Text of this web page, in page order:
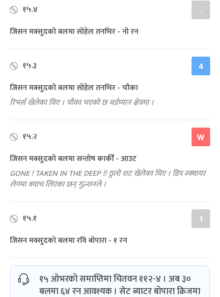
१५.४ .
जिसन मक्सुदको बलमा सोहेल तनभिर - नो रन
१५.३ 4
जिसन मक्सुदको बलमा सोहेल तनभिर - चौका
रिभर्स खेलेका थिए । चौका भएको छ थर्डम्यान क्षेत्रमा ।
१५.२ W
जिसन मक्सुदको बलमा सन्तोष कार्की - आउट
GONE ! TAKEN IN THE DEEP !! ठुलो शट खेलेका थिए । डिप स्क्‍वायर
लेगमा क्याच लिएका छन् गुल्शनले ।
१५.१ 1
जिसन मक्सुदको बलमा रवि बोपारा - १ रन
१५ ओभरको समाप्तिमा चितवन ११२-४ । अब ३०
बलमा ६४ रन आवश्यक । सेट ब्याटर बोपारा क्रिजमा